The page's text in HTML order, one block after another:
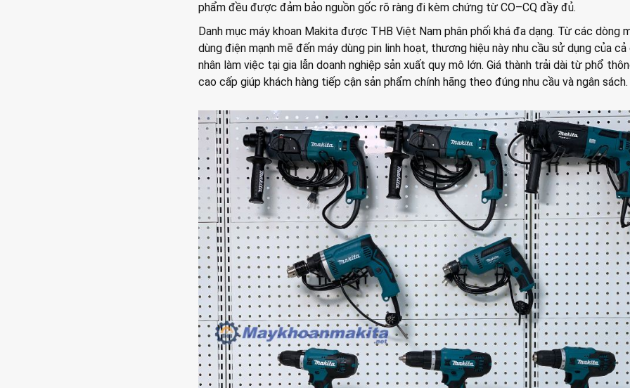
phẩm đều được đảm bảo nguồn gốc rõ ràng đi kèm chứng từ CO–CQ đầy đủ.
Danh mục máy khoan Makita được THB Việt Nam phân phối khá đa dạng. Từ các dòng
dùng điện mạnh mẽ đến máy dùng pin linh hoạt, thương hiệu này nhu cầu sử dụng của cả
nhân làm việc tại gia lẫn doanh nghiệp sản xuất quy mô lớn. Giá thành trải dài từ phổ
cao cấp giúp khách hàng tiếp cận sản phẩm chính hãng theo đúng nhu cầu và ngân sách.